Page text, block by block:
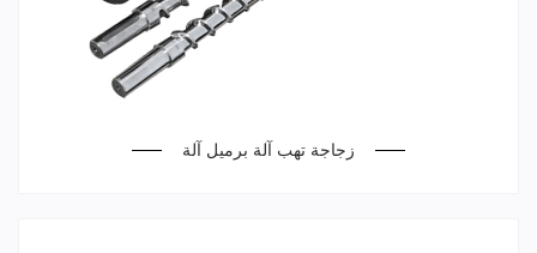
زجاجة تهب آلة برميل آلة